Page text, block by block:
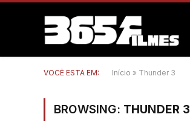
VOCÊ ESTÁ EM: Início » Thunder 3
BROWSING: THUNDER 3